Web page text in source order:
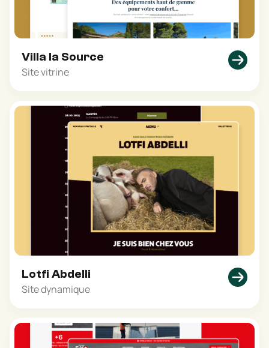
Villa la Source
Site vitrine
Lotfi Abdelli
Site dynamique